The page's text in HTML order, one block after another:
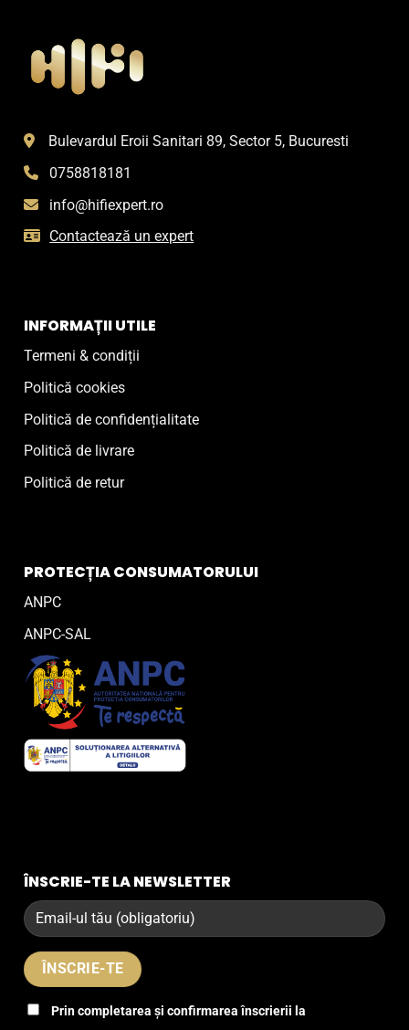
Bulevardul Eroii Sanitari 89, Sector 5, Bucuresti
0758818181
info@hifiexpert.ro
Contactează un expert
INFORMAȚII UTILE
Termeni & condiții
Politică cookies
Politică de confidențialitate
Politică de livrare
Politică de retur
PROTECȚIA CONSUMATORULUI
ANPC
ANPC-SAL
ÎNSCRIE-TE LA NEWSLETTER
Prin completarea și confirmarea înscrierii la